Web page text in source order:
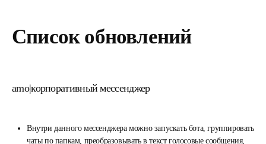
Список обновлений
amo|корпоративный мессенджер
Внутри данного мессенджера можно запускать бота, группировать
чаты по папкам, преобразовывать в текст голосовые сообщения,